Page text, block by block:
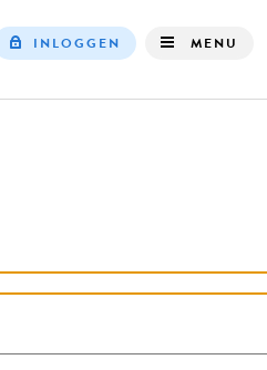
INLOGGEN MENU